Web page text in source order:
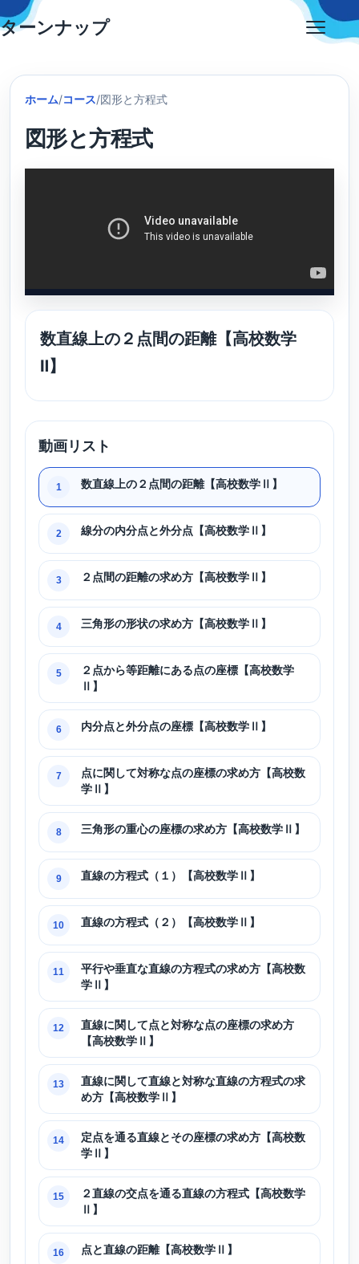
Skip
to
ターンナップ
ホーム/コース/図形と方程式
図形と方程式
数直線上の２点間の距離【高校数学
Ⅱ】
動画リスト
1 数直線上の２点間の距離【高校数学Ⅱ】
2 線分の内分点と外分点【高校数学Ⅱ】
3 ２点間の距離の求め方【高校数学Ⅱ】
4 三角形の形状の求め方【高校数学Ⅱ】
5
２点から等距離にある点の座標【高校数学
Ⅱ】
6 内分点と外分点の座標【高校数学Ⅱ】
7
点に関して対称な点の座標の求め方【高校数
学Ⅱ】
8 三角形の重心の座標の求め方【高校数学Ⅱ】
9 直線の方程式（１）【高校数学Ⅱ】
10 直線の方程式（２）【高校数学Ⅱ】
11
平行や垂直な直線の方程式の求め方【高校数
学Ⅱ】
12
直線に関して点と対称な点の座標の求め方
【高校数学Ⅱ】
13
直線に関して直線と対称な直線の方程式の求
め方【高校数学Ⅱ】
14
定点を通る直線とその座標の求め方【高校数
学Ⅱ】
15
２直線の交点を通る直線の方程式【高校数学
Ⅱ】
16 点と直線の距離【高校数学Ⅱ】